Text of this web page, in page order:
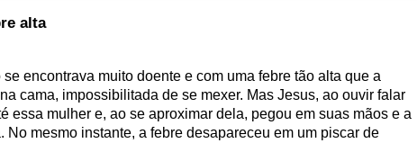
alta
encontrava muito doente e com uma febre tão alta que a
cama, impossibilitada de se mexer. Mas Jesus, ao ouvir falar
essa mulher e, ao se aproximar dela, pegou em suas mãos e a
No mesmo instante, a febre desapareceu em um piscar de